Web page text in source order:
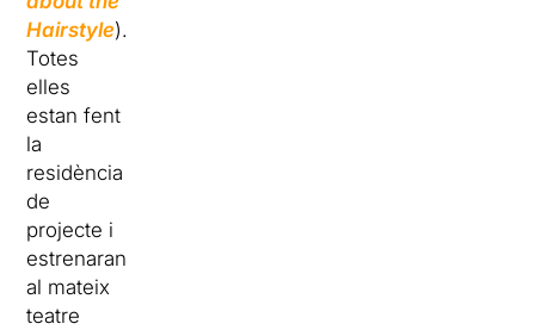
Hairstyle).
Totes
elles
estan fent
la
residència
de
projecte i
estrenaran
al mateix
teatre